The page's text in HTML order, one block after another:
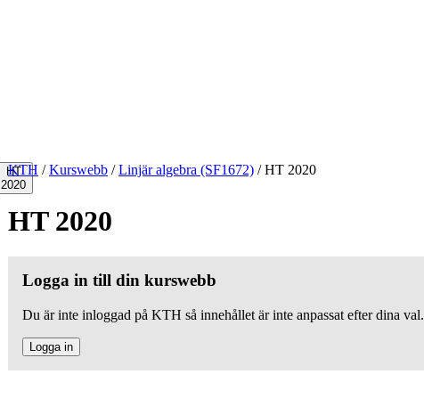
HT
2020
KTH / Kurswebb / Linjär algebra (SF1672) /HT 2020
HT 2020
Logga in till din kurswebb
Du är inte inloggad på KTH så innehållet är inte anpassat efter dina val.
Logga in